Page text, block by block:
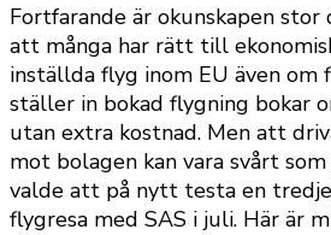
Fortfarande är okunskapen
att många har rätt till
inställda flyg inom EU även om
ställer in bokad flygning bokar
utan extra kostnad. Men att
mot bolagen kan vara svårt
valde att på nytt testa en
flygresa med SAS i juli. Här är